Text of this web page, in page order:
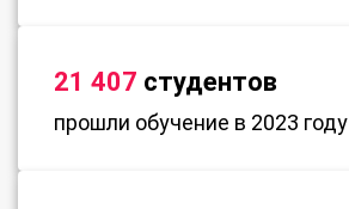
21 407 студентов
прошли обучение в 2023 году